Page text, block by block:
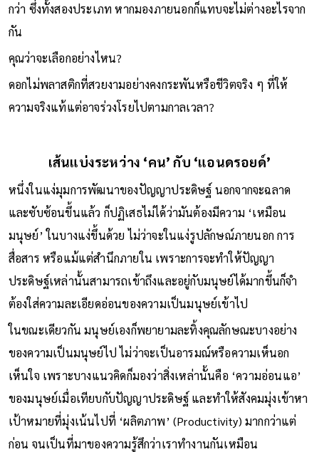
กว่า ซึ่งทั้งสองประเภท หากมองภายนอกก็แทบจะไม่ต่างอะไรจาก
กัน
คุณว่าจะเลือกอย่างไหน?
ดอกไม่พลาสติกที่สวยงามอย่างคงกระพันหรือชีวิตจริง ๆ ที่ให้
ความจริงแท้แต่อาจร่วงโรยไปตามกาลเวลา?
เส้นแบ่งระหว่าง ‘คน’ กับ ‘แอนดรอยด์’
หนึ่งในแง่มุมการพัฒนาของปัญญาประดิษฐ์ นอกจากจะฉลาด
และซับซ้อนขึ้นแล้ว ก็ปฏิเสธไม่ได้ว่ามันต้องมีความ ‘เหมือน
มนุษย์’ ในบางแง่ขึ้นด้วย ไม่ว่าจะในแง่รูปลักษณ์ภายนอก การ
สื่อสาร หรือแม้แต่สำนึกภายใน เพราะการจะทำให้ปัญญา
ประดิษฐ์เหล่านั้นสามารถเข้าถึงและอยู่กับมนุษย์ได้มากขึ้นก็จำ
ต้องใส่ความละเอียดอ่อนของความเป็นมนุษย์เข้าไป
ในขณะเดียวกัน มนุษย์เองก็พยายามละทิ้งคุณลักษณะบางอย่าง
ของความเป็นมนุษย์ไป ไม่ว่าจะเป็นอารมณ์หรือความเห็นอก
เห็นใจ เพราะบางแนวคิดก็มองว่าสิ่งเหล่านั้นคือ ‘ความอ่อนแอ’
ของมนุษย์เมื่อเทียบกับปัญญาประดิษฐ์ และทำให้สังคมมุ่งเข้าหา
เป้าหมายที่มุ่งเน้นไปที่ ‘ผลิตภาพ’ (Productivity) มากกว่าแต่
ก่อน จนเป็นที่มาของความรู้สึกว่าเราทำงานกันเหมือน